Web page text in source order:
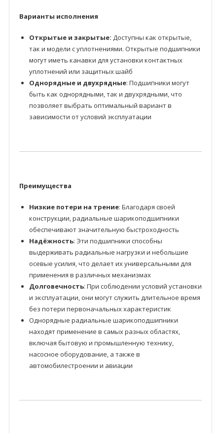
Варианты исполнения
Открытые и закрытые: Доступны как открытые,
так и модели с уплотнениями. Открытые подшипники
могут иметь канавки для установки контактных
уплотнений или защитных шайб
Однорядные и двухрядные: Подшипники могут
быть как однорядными, так и двухрядными, что
позволяет выбрать оптимальный вариант в
зависимости от условий эксплуатации
Преимущества
Низкие потери на трение: Благодаря своей
конструкции, радиальные шарикоподшипники
обеспечивают значительную быстроходность
Надёжность: Эти подшипники способны
выдерживать радиальные нагрузки и небольшие
осевые усилия, что делает их универсальными для
применения в различных механизмах
Долговечность: При соблюдении условий установки
и эксплуатации, они могут служить длительное время
без потери первоначальных характеристик
Однорядные радиальные шарикоподшипники
находят применение в самых разных областях,
включая бытовую и промышленную технику,
насосное оборудование, а также в
автомобилестроении и авиации